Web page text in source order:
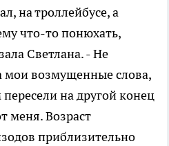
на троллейбусе, а
что-то понюхать,
Светлана. - Не
возмущенные слова,
на другой конец
меня. Возраст
приблизительно